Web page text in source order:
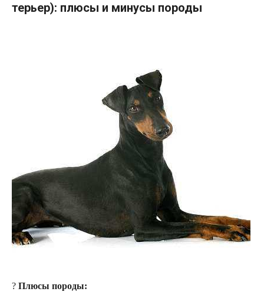
терьер): плюсы и минусы породы
? Плюсы породы: